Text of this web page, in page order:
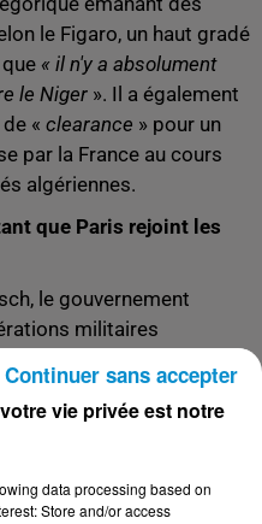
le Figaro, un haut gradé
« il n'y a absolument
le Niger ». Il a également
« clearance » pour un
par la France au cours
algériennes.
que Paris rejoint les
le gouvernement
militaires
au Niger. Selon les
rapporté par
opposés au coup d'État
action militaire qui
et dans l'ensemble du
vie privée est notre
data processing based on
Store and/or access
Continuer sans accepter